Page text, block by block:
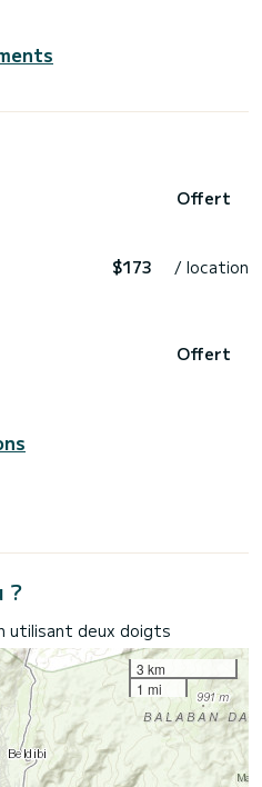
Offert
$173 / location
Offert
?
utilisant deux doigts
3 km
1 mi